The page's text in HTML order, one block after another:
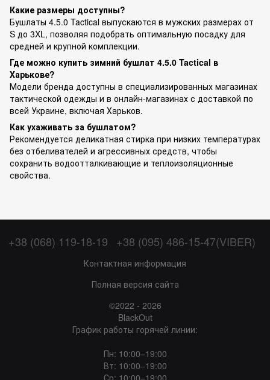
Какие размеры доступны?
Бушлаты 4.5.0 Tactical выпускаются в мужских размерах от
S до 3XL, позволяя подобрать оптимальную посадку для
средней и крупной комплекции.
Где можно купить зимний бушлат 4.5.0 Tactical в
Харькове?
Модели бренда доступны в специализированных магазинах
тактической одежды и в онлайн-магазинах с доставкой по
всей Украине, включая Харьков.
Как ухаживать за бушлатом?
Рекомендуется деликатная стирка при низких температурах
без отбеливателей и агрессивных средств, чтобы
сохранить водоотталкивающие и теплоизоляционные
свойства.
+38 (068) 119-18-19 +38 (095) 486-15-47(VIBER)
Контактная информация
Полная версия сайта
©2022 - 2026
BlackOut
График работы горячей линии:
Пн: 10:00–19:00
Вт: 10:00–19:00
Ср: 10:00–19:00